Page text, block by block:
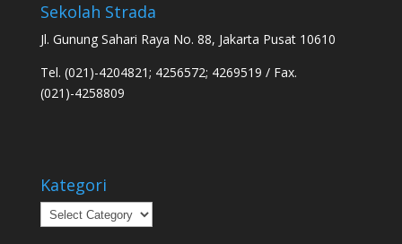
Sekolah Strada
Jl. Gunung Sahari Raya No. 88, Jakarta Pusat 10610
Tel. (021)-4204821; 4256572; 4269519 / Fax.
(021)-4258809
Kategori
Kategori